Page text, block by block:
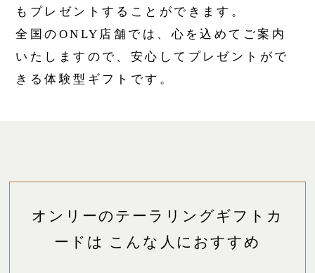
もプレゼントすることができます。
全国のONLY店舗では、心を込めてご案内
いたしますので、安心してプレゼントがで
きる体験型ギフトです。
オンリーのテーラリングギフトカ
ードは こんな人におすすめ